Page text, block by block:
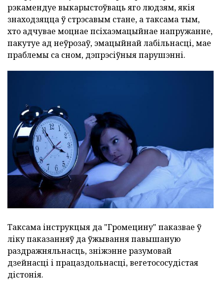
рэкамендуе выкарыстоўваць яго людзям, якія
знаходзяцца ў стрэсавым стане, а таксама тым,
хто адчувае моцнае псіхаэмацыйнае напружанне,
пакутуе ад неўрозаў, эмацыйнай лабільнасці, мае
праблемы са сном, дэпрэсіўныя парушэнні.
Таксама інструкцыя да "Громецину" паказвае ў
ліку паказанняў да ўжывання павышаную
раздражняльнасць, зніжэнне разумовай
дзейнасці і працаздольнасці, вегетососудістая
дістонія.